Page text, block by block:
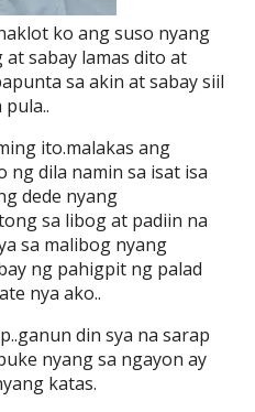
ko ang suso nyang
sabay lamas dito at
sa akin at sabay siil
ito.malakas ang
ng dila namin sa isat isa
dede nyang
sa libog at padiin na
sa malibog nyang
ng pahigpit ng palad
nya ako..
din sya na sarap
nyang sa ngayon ay
katas.